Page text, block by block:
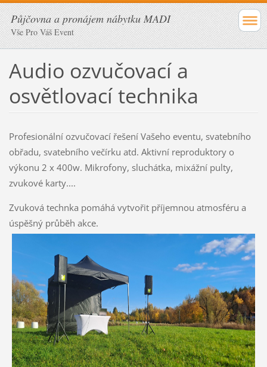
Půjčovna a pronájem nábytku MADI
Vše Pro Váš Event
Audio ozvučovací a
osvětlovací technika
Profesionální ozvučovací řešení Vašeho eventu, svatebního
obřadu, svatebního večírku atd. Aktivní reproduktory o
výkonu 2 x 400w. Mikrofony, sluchátka, mixážní pulty,
zvukové karty....
Zvuková technka pomáhá vytvořit příjemnou atmosféru a
úspěšný průběh akce.